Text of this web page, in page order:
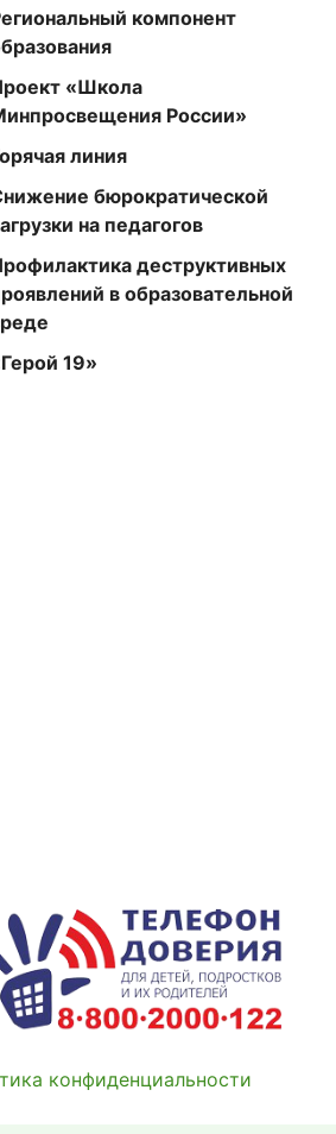
компонент
«Школа
России»
линия
бюрократической
на педагогов
деструктивных
в образовательной
19»
конфиденциальности